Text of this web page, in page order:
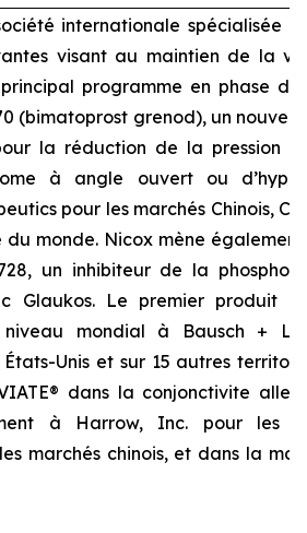
internationale spécialisée
visant au maintien de la
programme en phase
(bimatoprost grenod), un
la réduction de la pression
à angle ouvert ou
pour les marchés Chinois,
du monde. Nicox mène
un inhibiteur de la
Glaukos. Le premier produit
niveau mondial à Bausch +
Unis et sur 15 autres
dans la conjonctivite
à Harrow, Inc. pour les
marchés chinois, et dans la